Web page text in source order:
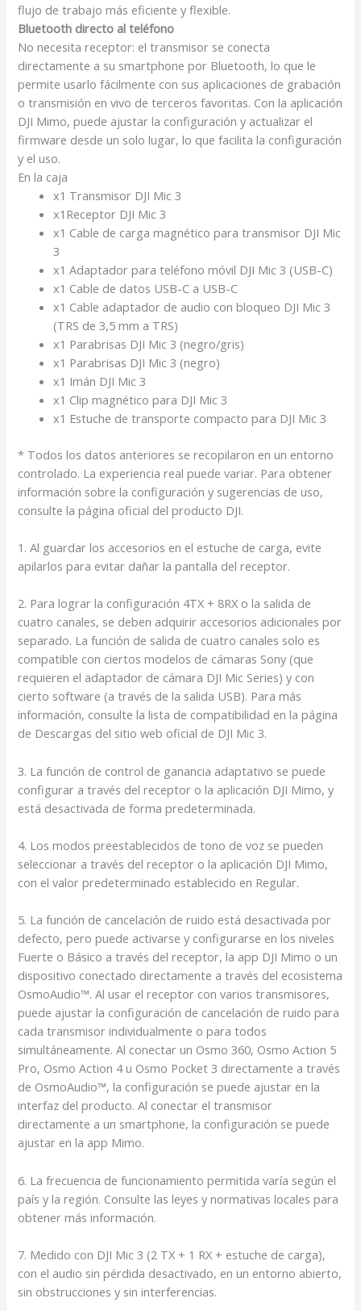
flujo de trabajo más eficiente y flexible.
Bluetooth directo al teléfono
No necesita receptor: el transmisor se conecta
directamente a su smartphone por Bluetooth, lo que le
permite usarlo fácilmente con sus aplicaciones de grabación
o transmisión en vivo de terceros favoritas. Con la aplicación
DJI Mimo, puede ajustar la configuración y actualizar el
firmware desde un solo lugar, lo que facilita la configuración
y el uso.
En la caja
x1 Transmisor DJI Mic 3
x1Receptor DJI Mic 3
x1 Cable de carga magnético para transmisor DJI Mic
3
x1 Adaptador para teléfono móvil DJI Mic 3 (USB-C)
x1 Cable de datos USB-C a USB-C
x1 Cable adaptador de audio con bloqueo DJI Mic 3
(TRS de 3,5 mm a TRS)
x1 Parabrisas DJI Mic 3 (negro/gris)
x1 Parabrisas DJI Mic 3 (negro)
x1 Imán DJI Mic 3
x1 Clip magnético para DJI Mic 3
x1 Estuche de transporte compacto para DJI Mic 3
* Todos los datos anteriores se recopilaron en un entorno
controlado. La experiencia real puede variar. Para obtener
información sobre la configuración y sugerencias de uso,
consulte la página oficial del producto DJI.
1. Al guardar los accesorios en el estuche de carga, evite
apilarlos para evitar dañar la pantalla del receptor.
2. Para lograr la configuración 4TX + 8RX o la salida de
cuatro canales, se deben adquirir accesorios adicionales por
separado. La función de salida de cuatro canales solo es
compatible con ciertos modelos de cámaras Sony (que
requieren el adaptador de cámara DJI Mic Series) y con
cierto software (a través de la salida USB). Para más
información, consulte la lista de compatibilidad en la página
de Descargas del sitio web oficial de DJI Mic 3.
3. La función de control de ganancia adaptativo se puede
configurar a través del receptor o la aplicación DJI Mimo, y
está desactivada de forma predeterminada.
4. Los modos preestablecidos de tono de voz se pueden
seleccionar a través del receptor o la aplicación DJI Mimo,
con el valor predeterminado establecido en Regular.
5. La función de cancelación de ruido está desactivada por
defecto, pero puede activarse y configurarse en los niveles
Fuerte o Básico a través del receptor, la app DJI Mimo o un
dispositivo conectado directamente a través del ecosistema
OsmoAudio™. Al usar el receptor con varios transmisores,
puede ajustar la configuración de cancelación de ruido para
cada transmisor individualmente o para todos
simultáneamente. Al conectar un Osmo 360, Osmo Action 5
Pro, Osmo Action 4 u Osmo Pocket 3 directamente a través
de OsmoAudio™, la configuración se puede ajustar en la
interfaz del producto. Al conectar el transmisor
directamente a un smartphone, la configuración se puede
ajustar en la app Mimo.
6. La frecuencia de funcionamiento permitida varía según el
país y la región. Consulte las leyes y normativas locales para
obtener más información.
7. Medido con DJI Mic 3 (2 TX + 1 RX + estuche de carga),
con el audio sin pérdida desactivado, en un entorno abierto,
sin obstrucciones y sin interferencias.